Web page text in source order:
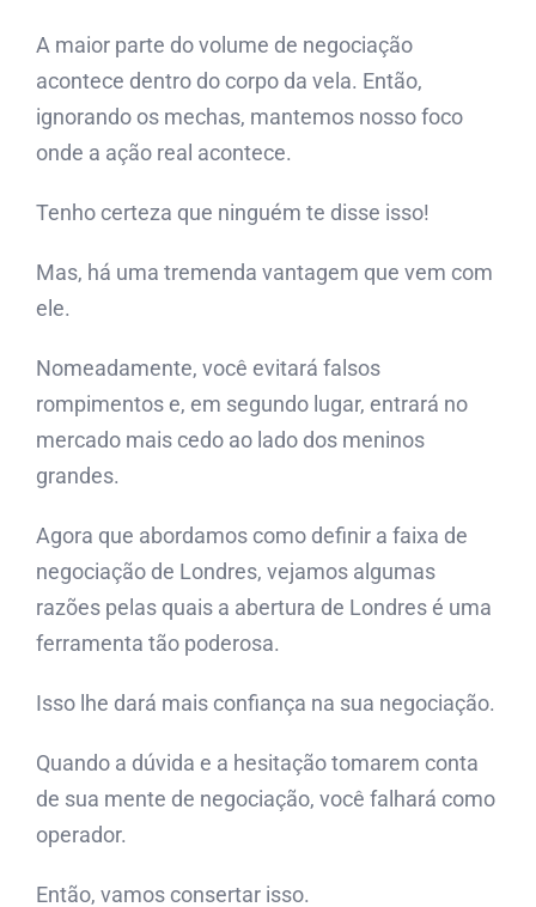
A maior parte do volume de negociação
acontece dentro do corpo da vela. Então,
ignorando os mechas, mantemos nosso foco
onde a ação real acontece.
Tenho certeza que ninguém te disse isso!
Mas, há uma tremenda vantagem que vem com
ele.
Nomeadamente, você evitará falsos
rompimentos e, em segundo lugar, entrará no
mercado mais cedo ao lado dos meninos
grandes.
Agora que abordamos como definir a faixa de
negociação de Londres, vejamos algumas
razões pelas quais a abertura de Londres é uma
ferramenta tão poderosa.
Isso lhe dará mais confiança na sua negociação.
Quando a dúvida e a hesitação tomarem conta
de sua mente de negociação, você falhará como
operador.
Então, vamos consertar isso.